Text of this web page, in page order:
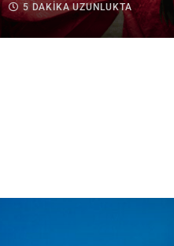
5 DAKIKA UZUNLUKTA